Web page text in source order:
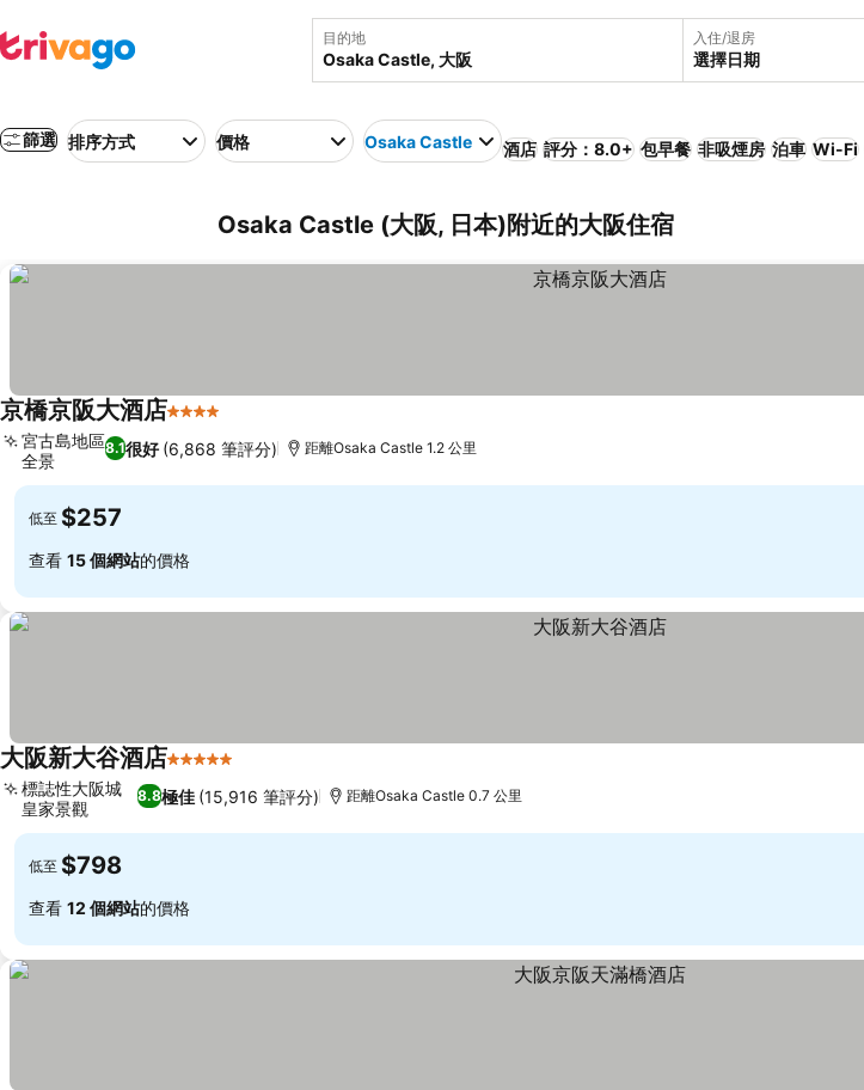
目的地 入住/退房
選擇日期
篩選 排序方式 價格 Osaka Castle 酒店 評分：8.0+ 包早餐 非吸煙房 泊車 Wi-Fi
Osaka Castle (大阪, 日本)附近的大阪住宿
京橋京阪大酒店4 星級
8.1很好 (6,868 筆評分)
宮古島地區
全景
距離Osaka Castle 1.2 公里
低至 $257
查看 15 個網站的價格
大阪新大谷酒店5 星級
8.8極佳 (15,916 筆評分)
標誌性大阪城
皇家景觀
距離Osaka Castle 0.7 公里
低至 $798
查看 12 個網站的價格